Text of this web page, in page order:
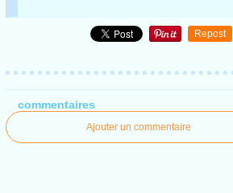
Repost
commentaires
Ajouter un commentaire